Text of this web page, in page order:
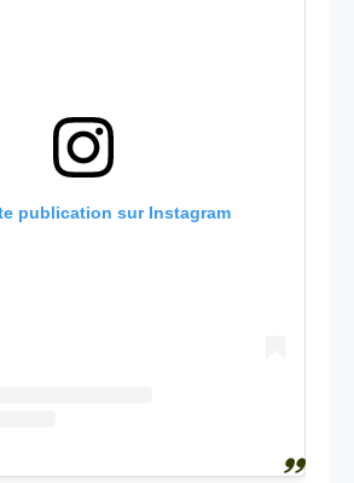
publication sur Instagram